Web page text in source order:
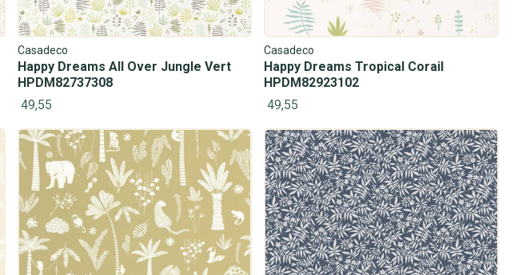
Ouderwets
Effen
Zee
Metaal
#1020 (geen titel)
Peuterkamer
Casadeco
Happy Dreams All Over Jungle Vert
HPDM82737308
49,55
Casadeco
Happy Dreams Tropical Corail
HPDM82923102
49,55